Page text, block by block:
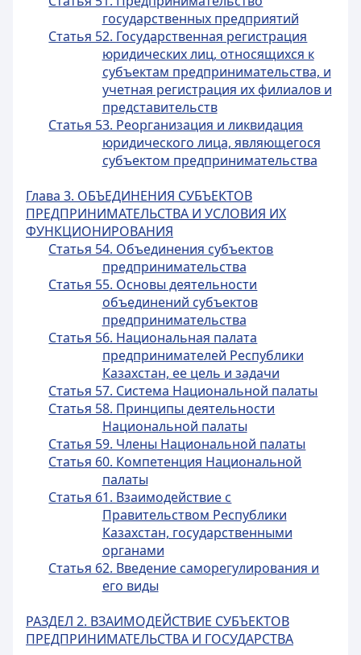
государственных предприятий
Статья 52. Государственная регистрация
юридических лиц, относящихся к
субъектам предпринимательства, и
учетная регистрация их филиалов и
представительств
Статья 53. Реорганизация и ликвидация
юридического лица, являющегося
субъектом предпринимательства
Глава 3. ОБЪЕДИНЕНИЯ СУБЪЕКТОВ
ПРЕДПРИНИМАТЕЛЬСТВА И УСЛОВИЯ ИХ
ФУНКЦИОНИРОВАНИЯ
Статья 54. Объединения субъектов
предпринимательства
Статья 55. Основы деятельности
объединений субъектов
предпринимательства
Статья 56. Национальная палата
предпринимателей Республики
Казахстан, ее цель и задачи
Статья 57. Система Национальной палаты
Статья 58. Принципы деятельности
Национальной палаты
Статья 59. Члены Национальной палаты
Статья 60. Компетенция Национальной
палаты
Статья 61. Взаимодействие с
Правительством Республики
Казахстан, государственными
органами
Статья 62. Введение саморегулирования и
его виды
РАЗДЕЛ 2. ВЗАИМОДЕЙСТВИЕ СУБЪЕКТОВ
ПРЕДПРИНИМАТЕЛЬСТВА И ГОСУДАРСТВА